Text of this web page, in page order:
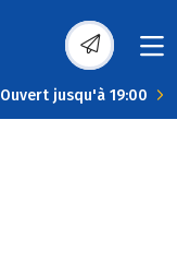
Ouvert jusqu'à 19:00